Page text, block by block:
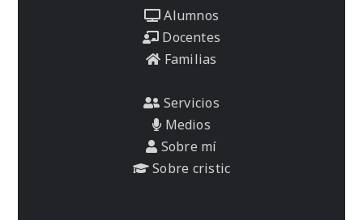
Alumnos
Docentes
Familias
Servicios
Medios
Sobre mí
Sobre cristic